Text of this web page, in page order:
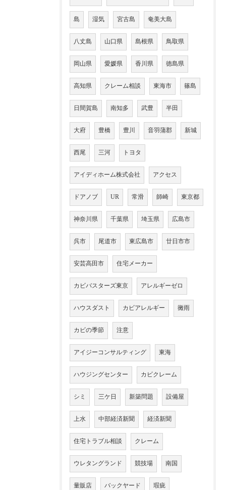
島 湿気 宮古島 奄美大島
八丈島 山口県 島根県 鳥取県
岡山県 愛媛県 香川県 徳島県
高知県 クレーム相談 東海市 篠島
日間賀島 南知多 武豊 半田
大府 豊橋 豊川 音羽蒲郡 新城
西尾 三河 トヨタ
アイディホーム株式会社 アクセス
ドアノブ UR 常滑 師崎 東京都
神奈川県 千葉県 埼玉県 広島市
呉市 尾道市 東広島市 廿日市市
安芸高田市 住宅メーカー
カビバスターズ東京 アレルギーゼロ
ハウスダスト カビアレルギー 黴雨
カビの季節 注意
アイジーコンサルティング 東海
ハウジングセンター カビクレーム
シミ 三ケ日 新築問題 設備屋
上水 中部経済新聞 経済新聞
住宅トラブル相談 クレーム
ウレタングランド 競技場 南国
量販店 バックヤード 瑕疵